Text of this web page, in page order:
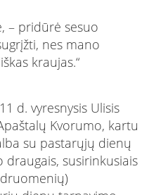
– pridūrė sesuo
nes mano
kraujas.“